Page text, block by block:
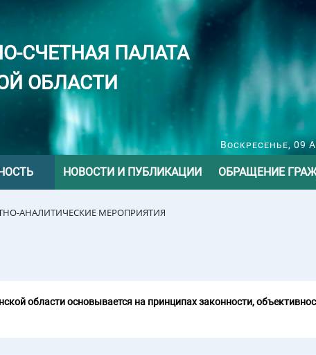
СЧЕТНАЯ ПАЛАТА
ОБЛАСТИ
Воскресенье, 09
НОВОСТИ И ПУБЛИКАЦИИ ОБРАЩЕНИЕ
АНАЛИТИЧЕСКИЕ МЕРОПРИЯТИЯ
области основывается на принципах законности,